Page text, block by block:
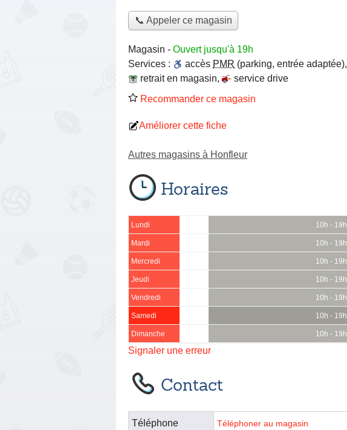
📞 Appeler ce magasin
Magasin - Ouvert jusqu'à 19h
Services :
accès PMR (parking, entrée adaptée),
retrait en magasin,
service drive
Recommander ce magasin
Améliorer cette fiche
Autres magasins à Honfleur
Horaires
Lundi 10h - 19h
Mardi 10h - 19h
Mercredi 10h - 19h
Jeudi 10h - 19h
Vendredi 10h - 19h
Samedi 10h - 19h
Dimanche 10h - 19h
Signaler une erreur
Contact
Téléphone Téléphoner au magasin